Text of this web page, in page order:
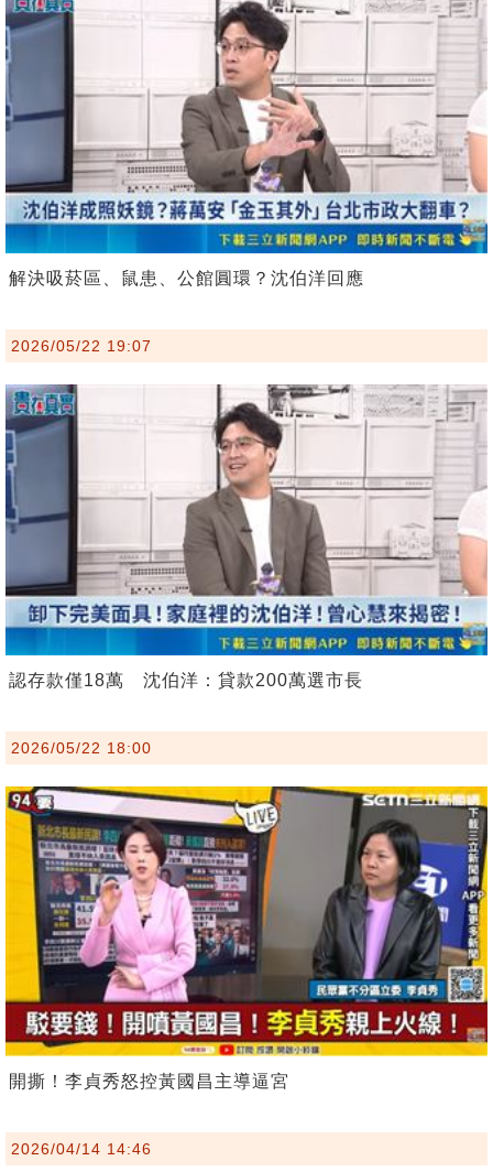
解決吸菸區、鼠患、公館圓環？沈伯洋回應
2026/05/22 19:07
認存款僅18萬 沈伯洋：貸款200萬選市長
2026/05/22 18:00
開撕！李貞秀怒控黃國昌主導逼宮
2026/04/14 14:46